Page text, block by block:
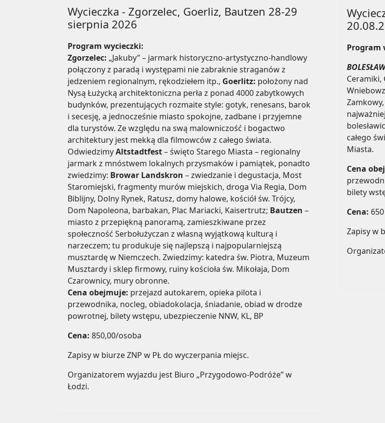
Wycieczka - Zgorzelec, Goerliz, Bautzen 28-29
sierpnia 2026
Program wycieczki:
Zgorzelec: „Jakuby” – jarmark historyczno-artystyczno-handlowy
połączony z paradą i występami nie zabraknie straganów z
jedzeniem regionalnym, rękodziełem itp., Goerlitz: położony nad
Nysą Łużycką architektoniczna perła z ponad 4000 zabytkowych
budynków, prezentujących rozmaite style: gotyk, renesans, barok
i secesję, a jednocześnie miasto spokojne, zadbane i przyjemne
dla turystów. Ze względu na swą malowniczość i bogactwo
architektury jest mekką dla filmowców z całego świata.
OdwiedzimyAltstadtfest– święto Starego Miasta – regionalny
jarmark z mnóstwem lokalnych przysmaków i pamiątek, ponadto
zwiedzimy: Browar Landskron – zwiedzanie i degustacja, Most
Staromiejski, fragmenty murów miejskich, droga Via Regia, Dom
Biblijny, Dolny Rynek, Ratusz, domy halowe, kościół św. Trójcy,
Dom Napoleona, barbakan, Plac Mariacki, Kaisertrutz; Bautzen –
miasto z przepiękną panoramą, zamieszkiwane przez
społeczność Serbołużyczan z własną wyjątkową kulturą i
narzeczem; tu produkuje się najlepszą i najpopularniejszą
musztardę w Niemczech. Zwiedzimy: katedra św. Piotra, Muzeum
Musztardy i sklep firmowy, ruiny kościoła św. Mikołaja, Dom
Czarownicy, mury obronne.
Cena obejmuje: przejazd autokarem, opieka pilota i
przewodnika, nocleg, obiadokolacja, śniadanie, obiad w drodze
powrotnej, bilety wstępu, ubezpieczenie NNW, KL, BP
Cena: 850,00/osoba
Zapisy w biurze ZNP w PŁ do wyczerpania miejsc.
Organizatorem wyjazdu jest Biuro „Przygodowo-Podróże” w
Łodzi.
Program
Ceramiki,
całego
Miasta.
Cena
bilety
Cena: 650
Zapisy w